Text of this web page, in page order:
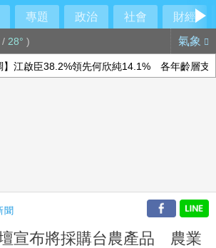
專題 政治 社會
財經
/ 28° ) 氣象
】江啟臣38.2%領先何欣純14.1% 各年齡層支
聞
宣布將採購台農產品 農業